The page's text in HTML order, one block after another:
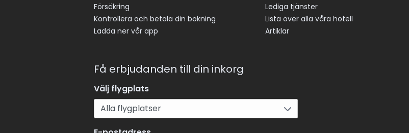
Försäkring
Kontrollera och betala din bokning
Ladda ner vår app
Lediga tjänster
Lista över alla våra hotell
Artiklar
Få erbjudanden till din inkorg
Välj flygplats